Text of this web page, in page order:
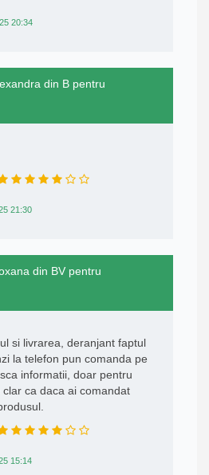
20:34
din B pentru
21:30
din BV pentru
si livrarea, deranjant faptul
la telefon pun comanda pe
informatii, doar pentru
ca daca ai comandat
15:14